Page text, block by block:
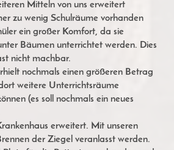
Mitteln von uns erweitert
zu wenig Schulräume vorhanden
ein großer Komfort, da sie
Bäumen unterrichtet werden. Dies
nicht machbar.
nochmals einen größeren Betrag
weitere Unterrichtsräume
(es soll nochmals ein neues
erweitert. Mit unseren
der Ziegel veranlasst werden.